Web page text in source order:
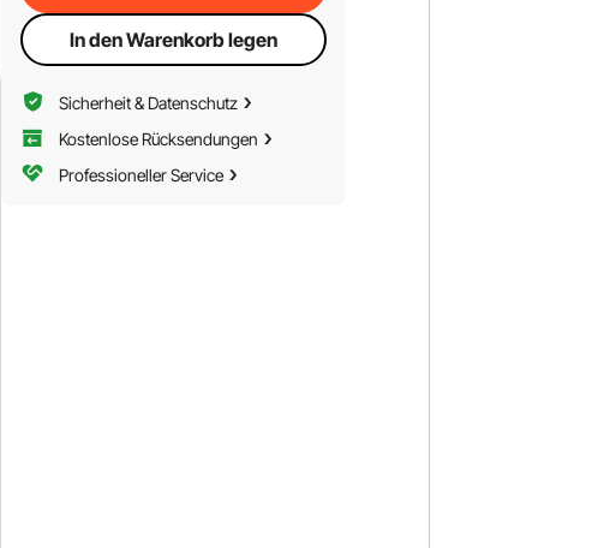
In den Warenkorb legen
Sicherheit & Datenschutz
Kostenlose Rücksendungen
Professioneller Service